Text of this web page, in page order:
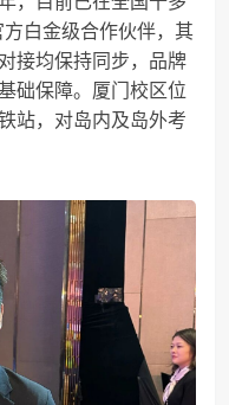
白金级合作伙伴，其
接均保持同步，品牌
础保障。厦门校区位
站，对岛内及岛外考